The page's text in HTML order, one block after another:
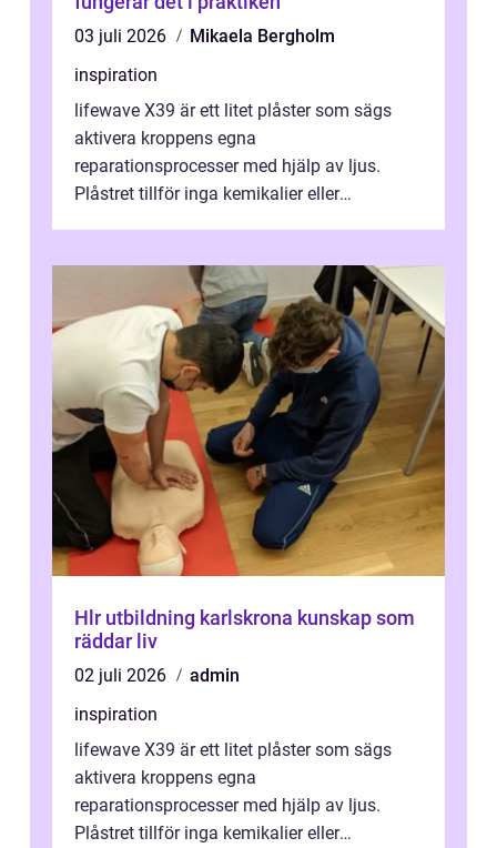
03 juli 2026
Mikaela Bergholm
inspiration
lifewave X39 är ett litet plåster som sägs
aktivera kroppens egna
reparationsprocesser med hjälp av ljus.
Plåstret tillför inga kemikalier eller
Hlr utbildning karlskrona kunskap som
räddar liv
02 juli 2026
admin
inspiration
lifewave X39 är ett litet plåster som sägs
aktivera kroppens egna
reparationsprocesser med hjälp av ljus.
Plåstret tillför inga kemikalier eller